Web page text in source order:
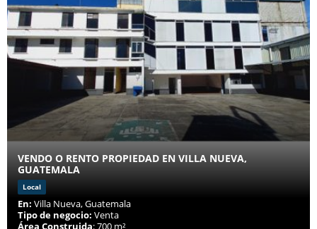
VENDO O RENTO PROPIEDAD EN VILLA NUEVA,
GUATEMALA
Local
En: Villa Nueva, Guatemala
Tipo de negocio: Venta
Área Construida: 700 m²